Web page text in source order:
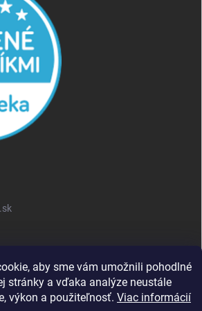
aby sme vám umožnili pohodlné
stránky a vďaka analýze neustále
výkon a použiteľnosť. Viac informácií
p/avafolsk-100091961793102/